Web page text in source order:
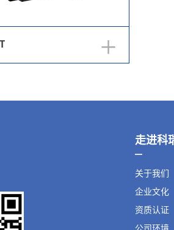
+
走进科
关于我们
企业文化
资质认证